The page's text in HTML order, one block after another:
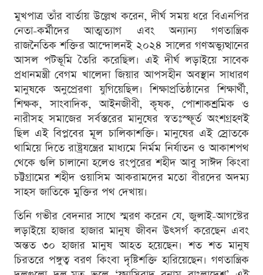
মুখপাত্র তাঁর বার্তায় উল্লেখ করেন, দীর্ঘ সময় ধরে বিএনপির
নেতা-কর্মীদের আত্মত্যাগ এবং অন্যান্য গণতান্ত্রিক
রাজনৈতিক শক্তির আন্দোলনই ২০২৪ সালের গণঅভ্যুত্থানের
আসল পটভূমি তৈরি করেছিল। এই দীর্ঘ লড়াইয়ে সাবেক
প্রধানমন্ত্রী বেগম খালেদা জিয়ার আপসহীন অবস্থান সাধারণ
মানুষকে অনুপ্রেরণা যুগিয়েছিল। শিক্ষাপ্রতিষ্ঠানের শিক্ষার্থী,
শিক্ষক, সাংবাদিক, আইনজীবী, কৃষক, পোশাকশ্রমিক ও
নারীসহ সমাজের সর্বস্তরের মানুষের স্বতঃস্ফূর্ত অংশগ্রহণই
ছিল এই বিপ্লবের মূল চালিকাশক্তি। মানুষের এই স্রোতকে
থামিয়ে দিতে রাষ্ট্রযন্ত্রের মাধ্যমে নির্মম নির্যাতন ও আকাশপথ
থেকে গুলি চালানো হলেও রংপুরের শহীদ আবু সাঈদ কিংবা
চট্টগ্রামের শহীদ ওয়াসিম আকরামদের মতো বীরদের অদম্য
সাহস জাতিকে মুক্তির পথ দেখায়।
তিনি গভীর বেদনার সাথে স্মরণ করেন যে, জুলাই-আগস্টের
লড়াইয়ে হাজার হাজার মানুষ জীবন উৎসর্গ করেছেন এবং
অন্তত ৩০ হাজার মানুষ আহত হয়েছেন। শত শত মানুষ
চিরতরে পঙ্গুত্ব বরণ কিংবা দৃষ্টিশক্তি হারিয়েছেন। গণতান্ত্রিক